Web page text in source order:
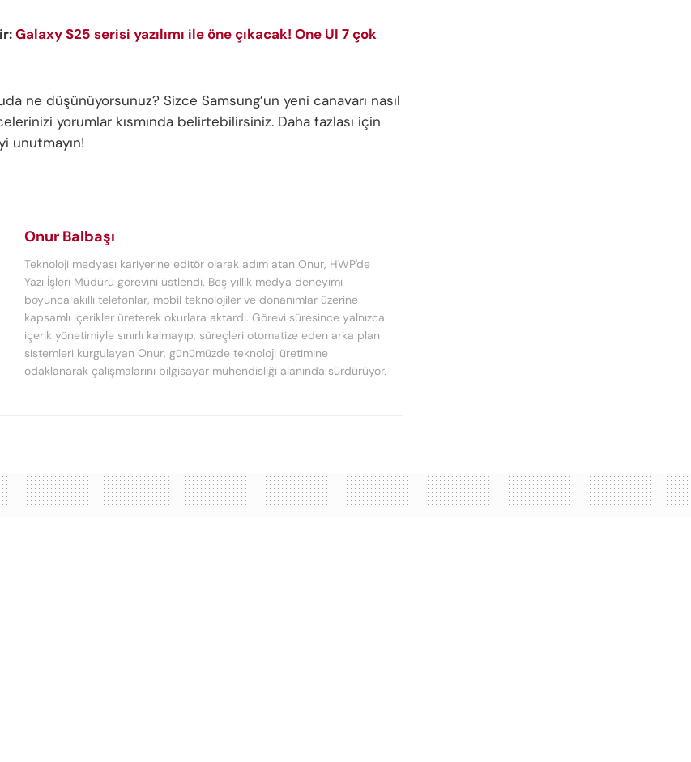
Galaxy S25 serisi yazılımı ile öne çıkacak! One UI 7 çok
ne düşünüyorsunuz? Sizce Samsung’un yeni canavarı nasıl
yorumlar kısmında belirtebilirsiniz. Daha fazlası için
unutmayın!
Onur Balbaşı
Teknoloji medyası kariyerine editör olarak adım atan Onur, HWP'de
Yazı İşleri Müdürü görevini üstlendi. Beş yıllık medya deneyimi
boyunca akıllı telefonlar, mobil teknolojiler ve donanımlar üzerine
kapsamlı içerikler üreterek okurlara aktardı. Görevi süresince yalnızca
içerik yönetimiyle sınırlı kalmayıp, süreçleri otomatize eden arka plan
sistemleri kurgulayan Onur, günümüzde teknoloji üretimine
odaklanarak çalışmalarını bilgisayar mühendisliği alanında sürdürüyor.